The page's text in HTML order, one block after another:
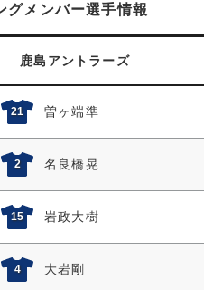
グメンバー選手情報
鹿島アントラーズ
21 曽ヶ端準
2 名良橋晃
15 岩政大樹
4 大岩剛